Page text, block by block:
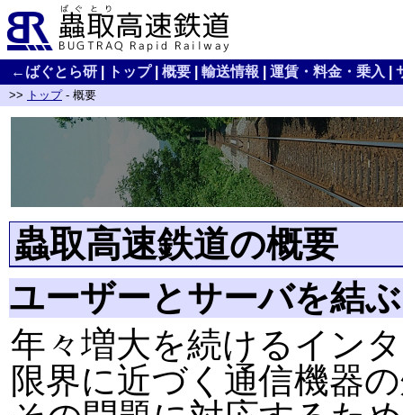
←ばぐとら研 トップ| 概要 輸送情報 運賃・料金・乗入
>> トップ- 概要
蟲取高速鉄道の概要
ユーザーとサーバを結
年々増大を続けるイン
限界に近づく通信機器